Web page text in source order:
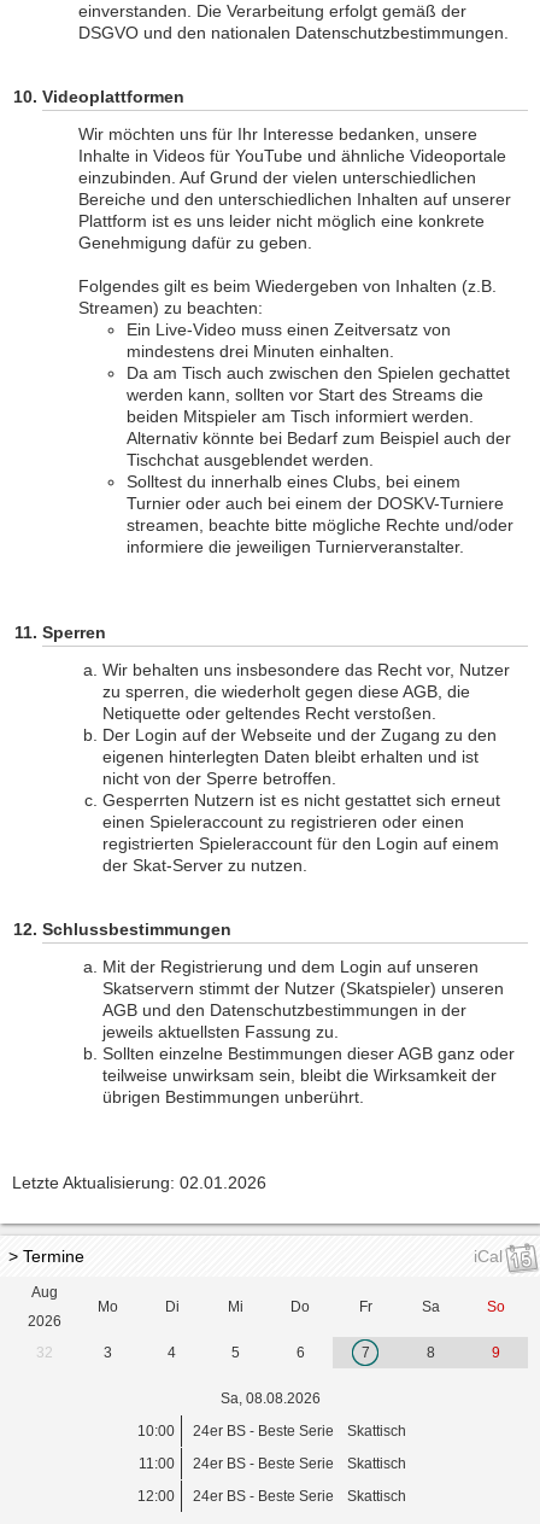
einverstanden. Die Verarbeitung erfolgt gemäß der
DSGVO und den nationalen Datenschutzbestimmungen.
Videoplattformen
Wir möchten uns für Ihr Interesse bedanken, unsere
Inhalte in Videos für YouTube und ähnliche Videoportale
einzubinden. Auf Grund der vielen unterschiedlichen
Bereiche und den unterschiedlichen Inhalten auf unserer
Plattform ist es uns leider nicht möglich eine konkrete
Genehmigung dafür zu geben.
Folgendes gilt es beim Wiedergeben von Inhalten (z.B.
Streamen) zu beachten:
Ein Live-Video muss einen Zeitversatz von
mindestens drei Minuten einhalten.
Da am Tisch auch zwischen den Spielen gechattet
werden kann, sollten vor Start des Streams die
beiden Mitspieler am Tisch informiert werden.
Alternativ könnte bei Bedarf zum Beispiel auch der
Tischchat ausgeblendet werden.
Solltest du innerhalb eines Clubs, bei einem
Turnier oder auch bei einem der DOSKV-Turniere
streamen, beachte bitte mögliche Rechte und/oder
informiere die jeweiligen Turnierveranstalter.
Sperren
Wir behalten uns insbesondere das Recht vor, Nutzer
zu sperren, die wiederholt gegen diese AGB, die
Netiquette oder geltendes Recht verstoßen.
Der Login auf der Webseite und der Zugang zu den
eigenen hinterlegten Daten bleibt erhalten und ist
nicht von der Sperre betroffen.
Gesperrten Nutzern ist es nicht gestattet sich erneut
einen Spieleraccount zu registrieren oder einen
registrierten Spieleraccount für den Login auf einem
der Skat-Server zu nutzen.
Schlussbestimmungen
Mit der Registrierung und dem Login auf unseren
Skatservern stimmt der Nutzer (Skatspieler) unseren
AGB und den Datenschutzbestimmungen in der
jeweils aktuellsten Fassung zu.
Sollten einzelne Bestimmungen dieser AGB ganz oder
teilweise unwirksam sein, bleibt die Wirksamkeit der
übrigen Bestimmungen unberührt.
Letzte Aktualisierung: 02.01.2026
> Termine iCal
Aug
2026
Mo Di Mi Do Fr Sa So
32 3 4 5 6 7 8 9
Sa, 08.08.2026
10:00
24er BS - Beste Serie
Skattisch
11:00
24er BS - Beste Serie
Skattisch
12:00
24er BS - Beste Serie Skattisch